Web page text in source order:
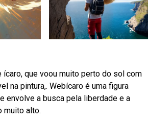
ícaro, que voou muito perto do sol com
na pintura,. Webícaro é uma figura
envolve a busca pela liberdade e a
muito alto.